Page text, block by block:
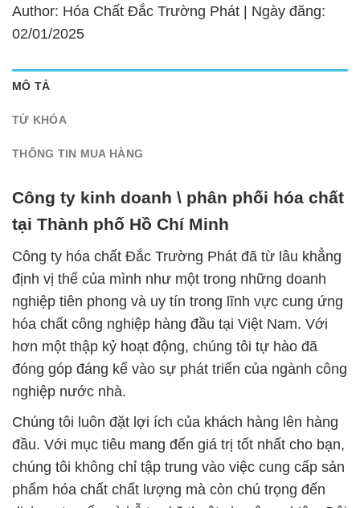
Author: Hóa Chất Đắc Trường Phát | Ngày đăng:
02/01/2025
MÔ TẢ
TỪ KHÓA
THÔNG TIN MUA HÀNG
Công ty kinh doanh \ phân phối hóa chất
tại Thành phố Hồ Chí Minh
Công ty hóa chất Đắc Trường Phát đã từ lâu khẳng
định vị thế của mình như một trong những doanh
nghiệp tiên phong và uy tín trong lĩnh vực cung ứng
hóa chất công nghiệp hàng đầu tại Việt Nam. Với
hơn một thập kỷ hoạt động, chúng tôi tự hào đã
đóng góp đáng kể vào sự phát triển của ngành công
nghiệp nước nhà.
Chúng tôi luôn đặt lợi ích của khách hàng lên hàng
đầu. Với mục tiêu mang đến giá trị tốt nhất cho bạn,
chúng tôi không chỉ tập trung vào việc cung cấp sản
phẩm hóa chất chất lượng mà còn chú trọng đến